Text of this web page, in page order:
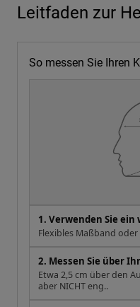
Leitfaden zur
So messen Sie Ihren
1. Verwenden Sie
Flexibles Maßband
2. Messen Sie über
Etwa 2,5 cm über den
aber NICHT eng..